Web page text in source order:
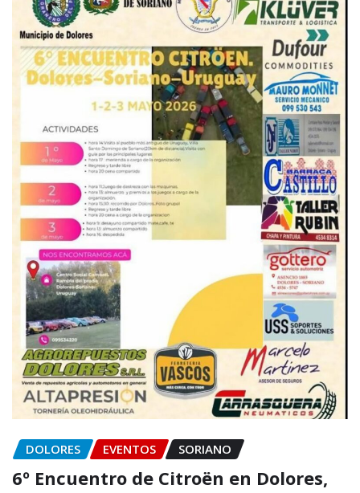
DOLORES EVENTOS SORIANO
6º Encuentro de Citroën en Dolores,